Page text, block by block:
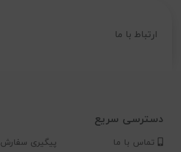
ارتباط با ما
دسترسی سریع
تماس با ما پیگیری سفارش